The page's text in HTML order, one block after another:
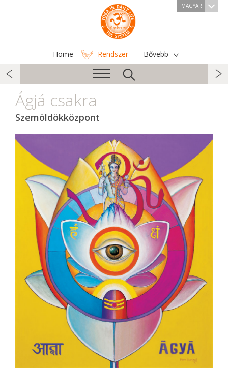
MAGYAR
Home Rendszer Bővebb
Ágjá csakra
Szemöldökközpont